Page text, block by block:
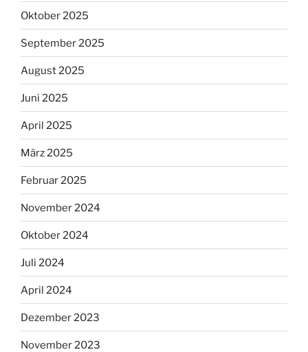
Oktober 2025
September 2025
August 2025
Juni 2025
April 2025
März 2025
Februar 2025
November 2024
Oktober 2024
Juli 2024
April 2024
Dezember 2023
November 2023